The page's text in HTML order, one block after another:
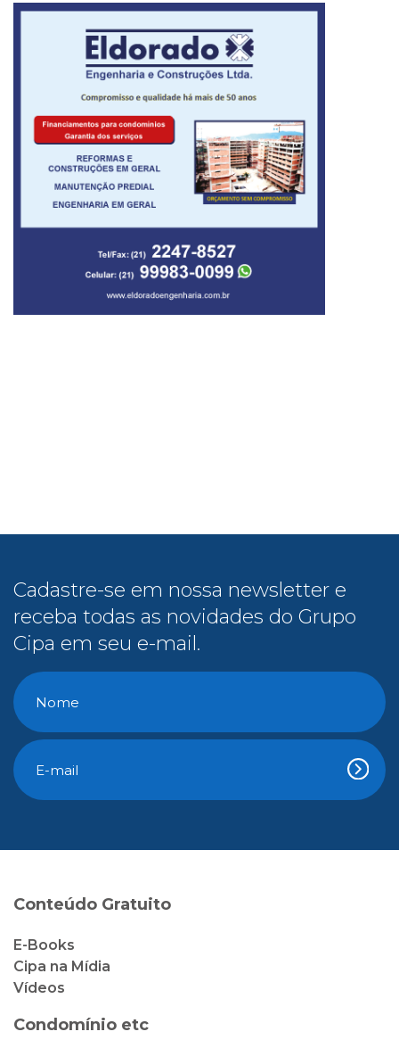
Cadastre-se em nossa newsletter e
receba todas as novidades do Grupo
Cipa em seu e-mail.
Conteúdo Gratuito
E-Books
Cipa na Mídia
Vídeos
Condomínio etc